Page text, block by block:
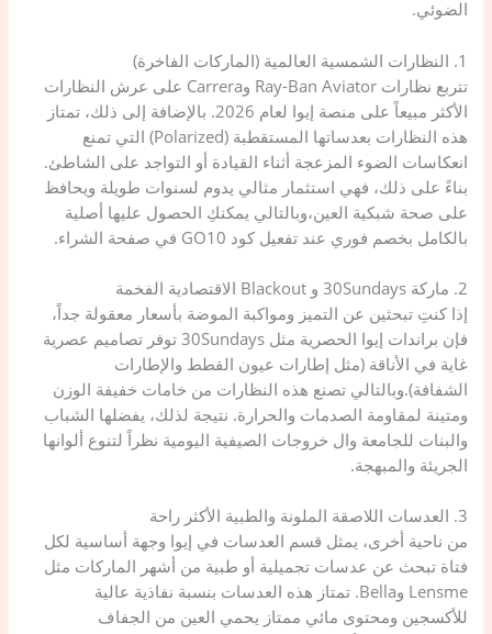
الضوئي.
​1. النظارات الشمسية العالمية (الماركات الفاخرة)
​تتربع نظارات Ray-Ban Aviator وCarrera على عرش النظارات
الأكثر مبيعاً على منصة إيوا لعام 2026. بالإضافة إلى ذلك، تمتاز
هذه النظارات بعدساتها المستقطبة (Polarized) التي تمنع
انعكاسات الضوء المزعجة أثناء القيادة أو التواجد على الشاطئ.
بناءً على ذلك، فهي استثمار مثالي يدوم لسنوات طويلة ويحافظ
على صحة شبكية العين،وبالتالي يمكنكِ الحصول عليها أصلية
بالكامل بخصم فوري عند تفعيل كود GO10 في صفحة الشراء.
​2. ماركة 30Sundays و Blackout الاقتصادية الفخمة
​إذا كنتِ تبحثين عن التميز ومواكبة الموضة بأسعار معقولة جداً،
فإن براندات إيوا الحصرية مثل 30Sundays توفر تصاميم عصرية
غاية في الأناقة (مثل إطارات عيون القطط والإطارات
الشفافة).وبالتالي تصنع هذه النظارات من خامات خفيفة الوزن
ومتينة لمقاومة الصدمات والحرارة. نتيجة لذلك، يفضلها الشباب
والبنات للجامعة وال خروجات الصيفية اليومية نظراً لتنوع ألوانها
الجريئة والمبهجة.
​3. العدسات اللاصقة الملونة والطبية الأكثر راحة
من ناحية أخرى، يمثل قسم العدسات في إيوا وجهة أساسية لكل
فتاة تبحث عن عدسات تجميلية أو طبية من أشهر الماركات مثل
Lensme وBella. تمتاز هذه العدسات بنسبة نفاذية عالية
للأكسجين ومحتوى مائي ممتاز يحمي العين من الجفاف